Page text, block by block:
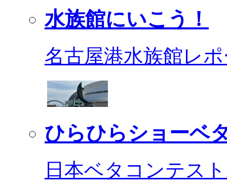
水族館にいこう！
名古屋港水族館レ
ひらひらショーベ
日本ベタコンテス